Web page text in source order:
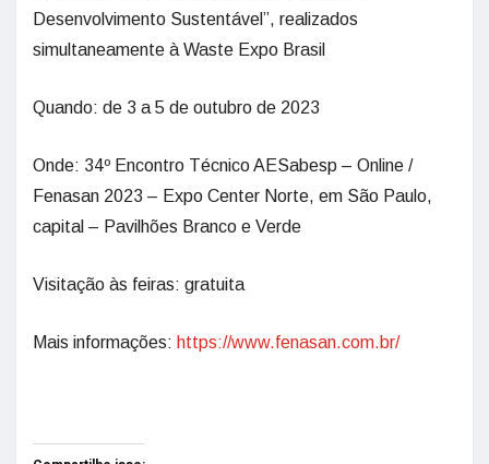
Desenvolvimento Sustentável”, realizados
simultaneamente à Waste Expo Brasil
Quando: de 3 a 5 de outubro de 2023
Onde: 34º Encontro Técnico AESabesp – Online /
Fenasan 2023 – Expo Center Norte, em São Paulo,
capital – Pavilhões Branco e Verde
Visitação às feiras: gratuita
Mais informações: https://www.fenasan.com.br/